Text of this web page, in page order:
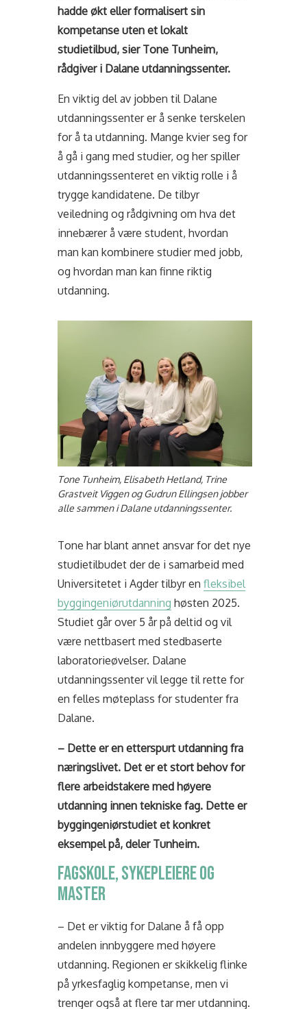
hadde økt eller formalisert sin
kompetanse uten et lokalt
studietilbud, sier Tone Tunheim,
rådgiver i Dalane utdanningssenter.
En viktig del av jobben til Dalane
utdanningssenter er å senke terskelen
for å ta utdanning. Mange kvier seg for
å gå i gang med studier, og her spiller
utdanningssenteret en viktig rolle i å
trygge kandidatene. De tilbyr
veiledning og rådgivning om hva det
innebærer å være student, hvordan
man kan kombinere studier med jobb,
og hvordan man kan finne riktig
utdanning.
Tone Tunheim, Elisabeth Hetland, Trine
Grastveit Viggen og Gudrun Ellingsen jobber
alle sammen i Dalane utdanningssenter.
Tone har blant annet ansvar for det nye
studietilbudet der de i samarbeid med
Universitetet i Agder tilbyr enfleksibel
byggingeniørutdanning høsten 2025.
Studiet går over 5 år på deltid og vil
være nettbasert med stedbaserte
laboratorieøvelser. Dalane
utdanningssenter vil legge til rette for
en felles møteplass for studenter fra
Dalane.
– Dette er en etterspurt utdanning fra
næringslivet. Det er et stort behov for
flere arbeidstakere med høyere
utdanning innen tekniske fag. Dette er
byggingeniørstudiet et konkret
eksempel på, deler Tunheim.
FAGSKOLE, SYKEPLEIERE OG
MASTER
– Det er viktig for Dalane å få opp
andelen innbyggere med høyere
utdanning. Regionen er skikkelig flinke
på yrkesfaglig kompetanse, men vi
trenger også at flere tar mer utdanning.